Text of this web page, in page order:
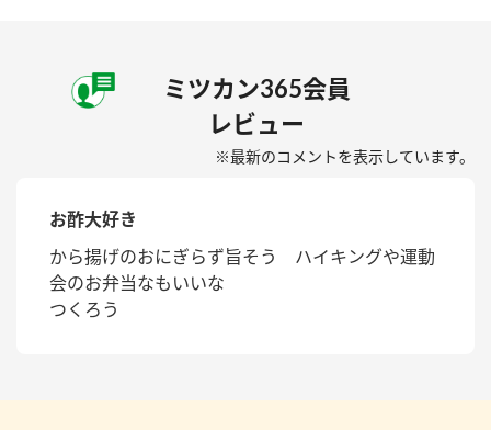
ミツカン365会員
レビュー
※最新のコメントを表示しています。
お酢大好き
から揚げのおにぎらず旨そう ハイキングや運動
会のお弁当なもいいな
つくろう